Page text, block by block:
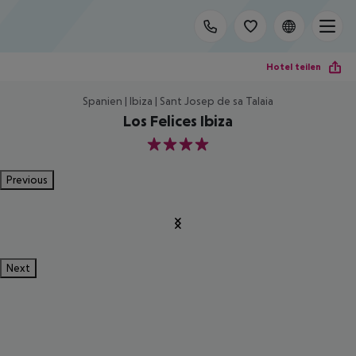
Hotel teilen
Spanien | Ibiza | Sant Josep de sa Talaia
Los Felices Ibiza
4
Previous
Next